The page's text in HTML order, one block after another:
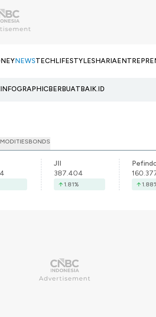
NEWSTECHLIFESTYLESHARIA
INFOGRAPHICBERBUATBAIK.ID
BONDS
JII
387.404
1.81% 1.88